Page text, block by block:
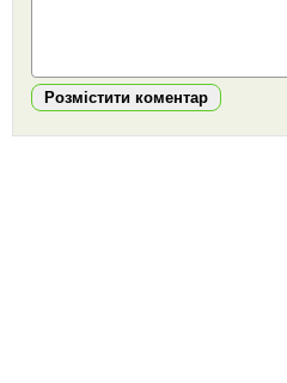
Розмістити коментар